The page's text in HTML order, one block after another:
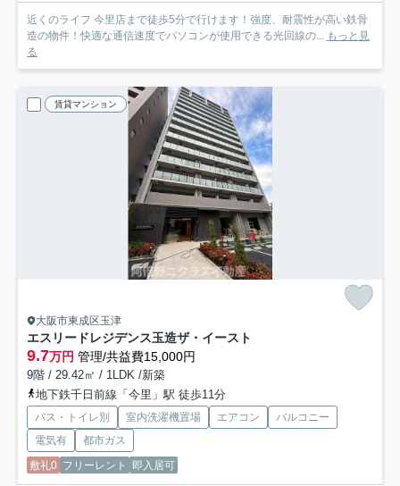
近くのライフ 今里店まで徒歩5分で行けます！強度、耐震性が高い鉄骨
造の物件！快適な通信速度でパソコンが使用できる光回線の... もっと見
る
賃貸マンション
大阪市東成区玉津
エスリードレジデンス玉造ザ・イースト
9.7万円 管理/共益費15,000円
9階 / 29.42㎡ / 1LDK /新築
地下鉄千日前線「今里」駅 徒歩11分
バス・トイレ別 室内洗濯機置場 エアコン
バルコニー
電気有
都市ガス
敷礼0 フリーレント 即入居可